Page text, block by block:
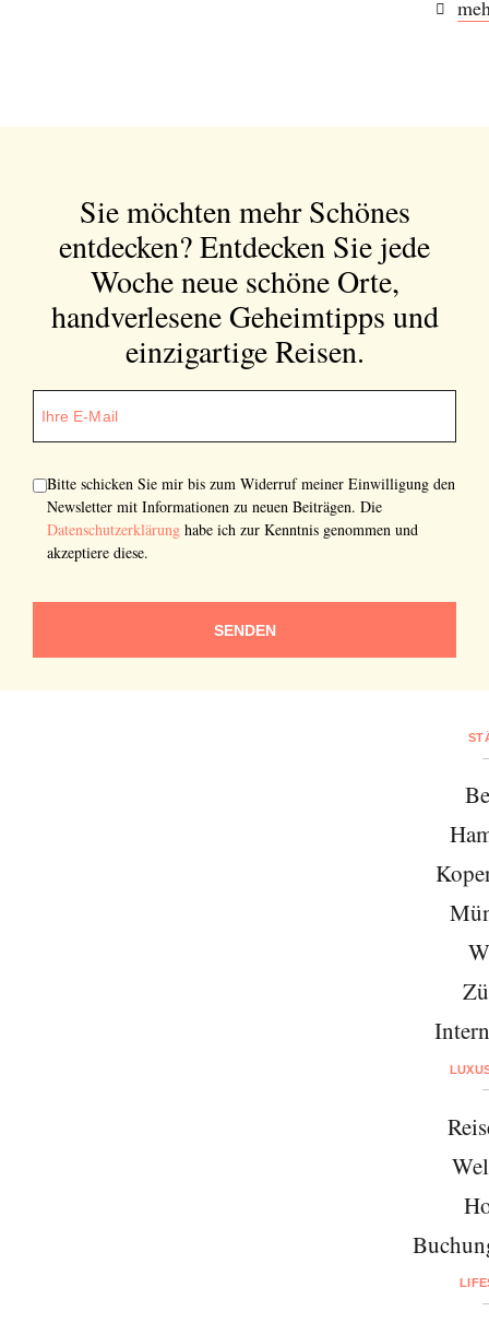
Sie möchten mehr Schönes
entdecken?Entdecken Sie jede
Woche neue schöne Orte,
handverlesene Geheimtipps und
einzigartige Reisen.
Bitte schicken Sie mir bis zum Widerruf meiner Einwilligung den
Newsletter mit Informationen zu neuen Beiträgen. Die
Datenschutzerklärung habe ich zur Kenntnis genommen und
akzeptiere diese.
SENDEN